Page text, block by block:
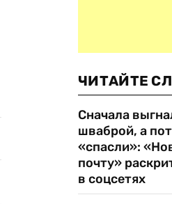
ЧИТАЙТЕ
Сначала
шваброй, а
«спасли»:
почту»
в соцсетях